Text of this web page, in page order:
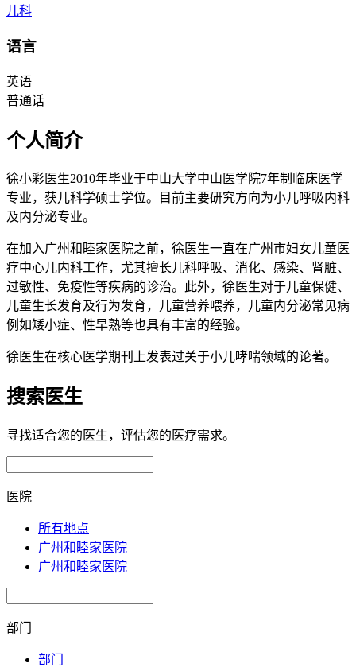
儿科
语言
英语
普通话
个人简介
徐小彩医生2010年毕业于中山大学中山医学院7年制临床医学
专业，获儿科学硕士学位。目前主要研究方向为小儿呼吸内科
及内分泌专业。
在加入广州和睦家医院之前，徐医生一直在广州市妇女儿童医
疗中心儿内科工作，尤其擅长儿科呼吸、消化、感染、肾脏、
过敏性、免疫性等疾病的诊治。此外，徐医生对于儿童保健、
儿童生长发育及行为发育，儿童营养喂养，儿童内分泌常见病
例如矮小症、性早熟等也具有丰富的经验。
徐医生在核心医学期刊上发表过关于小儿哮喘领域的论著。
搜索医生
寻找适合您的医生，评估您的医疗需求。
医院
所有地点
广州和睦家医院
广州和睦家医院
部门
部门